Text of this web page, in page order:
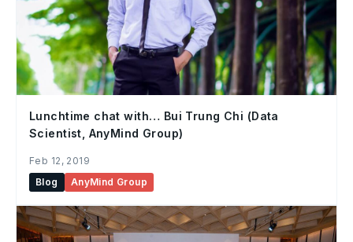
Lunchtime chat with… Bui Trung Chi (Data
Scientist, AnyMind Group)
Feb 12, 2019
Blog
AnyMind Group